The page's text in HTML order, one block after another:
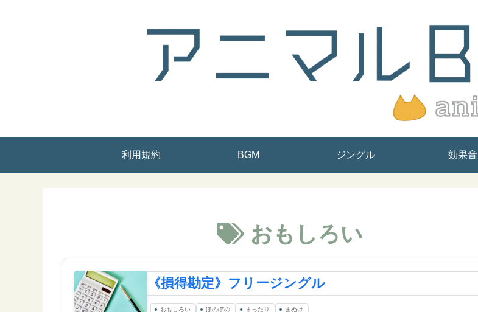
利用規約 BGM ジングル 効果音
おもしろい
《損得勘定》フリージングル
おもしろい ほのぼの まったり まぬけ